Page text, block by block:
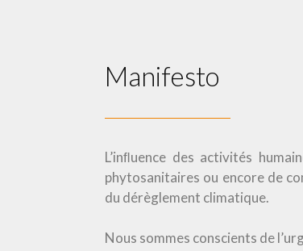
Manifesto
L’inﬂuence des activités
phytosanitaires ou encore de
du dérèglement climatique.
Nous sommes conscients de